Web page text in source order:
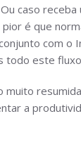
caso
é que
com
todo este
muito
a